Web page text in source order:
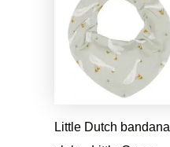
Little Dutch bandana
was:
€9,95.
€7,86.